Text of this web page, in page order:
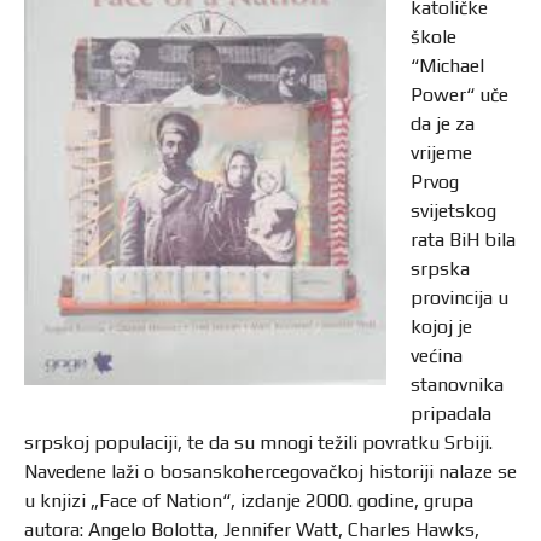
katoličke
škole
“Michael
Power“ uče
da je za
vrijeme
Prvog
svijetskog
rata BiH bila
srpska
provincija u
kojoj je
većina
stanovnika
pripadala
srpskoj populaciji, te da su mnogi težili povratku Srbiji.
Navedene laži o bosanskohercegovačkoj historiji nalaze se
u knjizi „Face of Nation“, izdanje 2000. godine, grupa
autora: Angelo Bolotta, Jennifer Watt, Charles Hawks,